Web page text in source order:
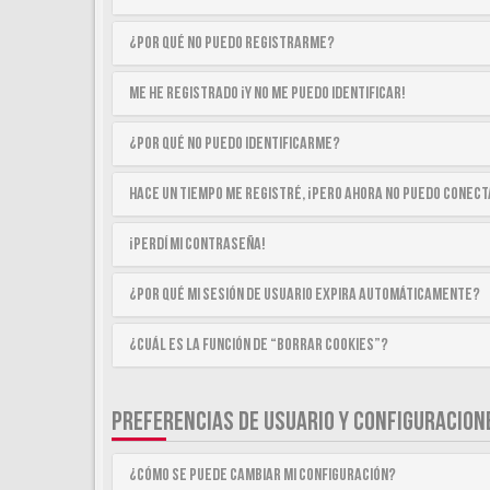
¿Por qué no puedo registrarme?
Me he registrado ¡y no me puedo identificar!
¿Por qué no puedo identificarme?
Hace un tiempo me registré, ¡pero ahora no puedo
¡Perdí mi contraseña!
¿Por qué mi sesión de usuario expira automáticamente?
¿Cuál es la función de “Borrar cookies”?
PREFERENCIAS DE USUARIO Y
¿Cómo se puede cambiar mi configuración?